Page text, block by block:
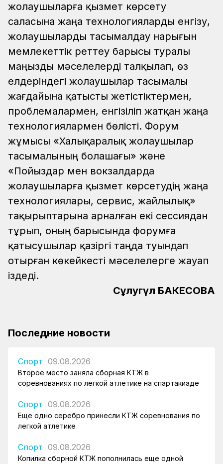
жолаушыларға қызмет көрсету
саласына жаңа технологияларды енгізу,
жолаушыларды тасымалдау нарығын
мемлекеттік реттеу барысы туралы
маңызды мәселелерді талқылап, өз
елдеріндегі жолаушылар тасымалы
жағдайына қатысты жетістіктермен,
проблемалармен, енгізіліп жатқан жаңа
технологиялармен бөлісті. Форум
жұмысы «Халықаралық жолаушылар
тасымалының болашағы» және
«Пойыздар мен вокзалдарда
жолаушыларға қызмет көрсетудің жаңа
технологиялары, сервис, жайлылық»
тақырыптарына арналған екі сессиядан
тұрып, оның барысында форумға
қатысушылар қазіргі таңда туындап
отырған көкейкесті мәселелерге жауап
іздеді.
Сұлугүл БАКЕСОВА
Последние новости
Спорт 09.08.2026
Второе место заняла сборная КТЖ в
соревнованиях по легкой атлетике на спартакиаде
Спорт 09.08.2026
Еще одно серебро принесли КТЖ соревнования по
легкой атлетике
Спорт 09.08.2026
Копилка сборной КТЖ пополнилась еще одной